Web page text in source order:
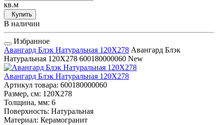
кв.м
Купить
В наличии
Избранное
Авангард Блэк Натуральная 120Х278 Авангард Блэк
Натуральная 120Х278 600180000060 New
Авангард Блэк Натуральная 120Х278
Артикул товара: 600180000060
Размер, см: 120Х278
Толщина, мм: 6
Поверхность: Натуральная
Материал: Керамогранит